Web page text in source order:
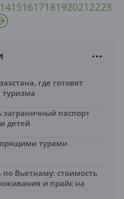
14151617181920212223
где готовят
туризма
паспорт
детей
турами
по Вьетнаму: стоимость
и прайс на